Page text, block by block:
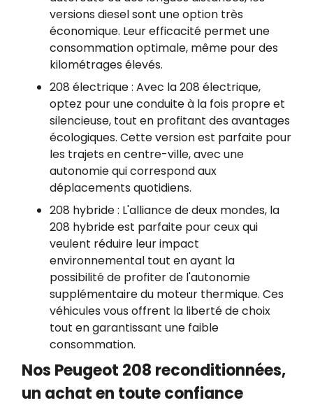
versions diesel sont une option très
économique. Leur efficacité permet une
consommation optimale, même pour des
kilométrages élevés.
208 électrique : Avec la 208 électrique,
optez pour une conduite à la fois propre et
silencieuse, tout en profitant des avantages
écologiques. Cette version est parfaite pour
les trajets en centre-ville, avec une
autonomie qui correspond aux
déplacements quotidiens.
208 hybride : L'alliance de deux mondes, la
208 hybride est parfaite pour ceux qui
veulent réduire leur impact
environnemental tout en ayant la
possibilité de profiter de l'autonomie
supplémentaire du moteur thermique. Ces
véhicules vous offrent la liberté de choix
tout en garantissant une faible
consommation.
Nos Peugeot 208 reconditionnées,
un achat en toute confiance